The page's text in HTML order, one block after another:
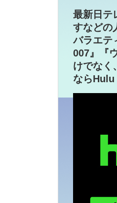
最新日テ
すなどの
バラエテ
007』『
けでなく
ならHulu